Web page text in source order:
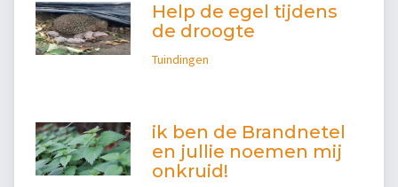
Help de egel tijdens
de droogte
Tuindingen
ik ben de Brandnetel
en jullie noemen mij
onkruid!